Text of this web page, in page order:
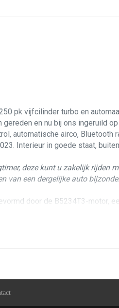
pk vijfcilinder turbo en
gereden en nu bij ons ingeruild
automatische airco, Bluetooth
Interieur in goede staat,
deze kunt u zakelijk rijden
van een dergelijke auto
door de B5234T3-motor,
en mankementen.
km/2028. Auto heeft een
mee geweest. Aan de
en kilometerstand. Het